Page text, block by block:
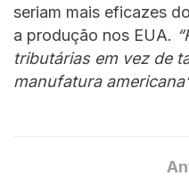
seriam mais eficazes
a produção nos EUA.
tributárias em vez de
manufatura